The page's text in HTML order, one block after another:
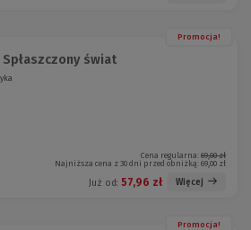
Promocja!
Spłaszczony świat
Cena regularna: 69,00 zł
Najniższa cena z 30 dni przed obniżką: 69,00 zł
Już od: 57,96 zł Więcej
Promocja!